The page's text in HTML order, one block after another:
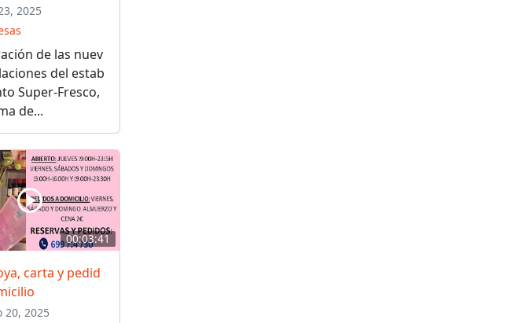
2025
de las nuev
del estab
Super-Fresco,
de...
00:03:41
carta y pedid
20, 2025